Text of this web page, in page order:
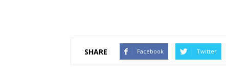
SHARE Facebook Twitter